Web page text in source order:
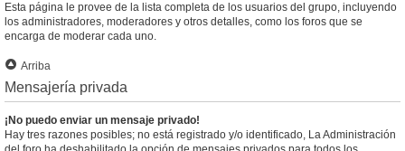
Esta página le provee de la lista completa de los usuarios del grupo, incluyendo
los administradores, moderadores y otros detalles, como los foros que se
encarga de moderar cada uno.
Arriba
Mensajería privada
¡No puedo enviar un mensaje privado!
Hay tres razones posibles; no está registrado y/o identificado, La Administración